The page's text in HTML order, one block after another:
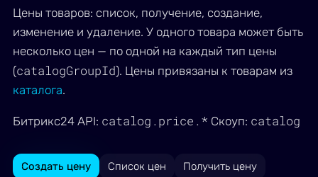
Цены товаров: список, получение, создание,
изменение и удаление. У одного товара может быть
несколько цен — по одной на каждый тип цены
(catalogGroupId). Цены привязаны к товарам из
каталога.
Битрикс24 API: catalog.price.* Скоуп: catalog
Создать цену Список цен
Получить цену